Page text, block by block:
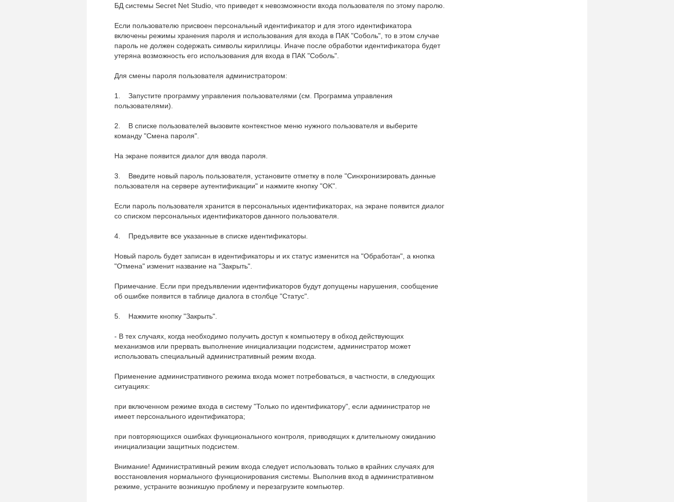
БД системы Secret Net Studio, что приведет к невозможности входа пользователя по этому паролю.
Если пользователю присвоен персональный идентификатор и для этого идентификатора
включены режимы хранения пароля и использования для входа в ПАК "Соболь", то в этом случае
пароль не должен содержать символы кириллицы. Иначе после обработки идентификатора будет
утеряна возможность его использования для входа в ПАК "Соболь".
Для смены пароля пользователя администратором:
1. Запустите программу управления пользователями (см. Программа управления
пользователями).
2. В списке пользователей вызовите контекстное меню нужного пользователя и выберите
команду "Смена пароля".
На экране появится диалог для ввода пароля.
3. Введите новый пароль пользователя, установите отметку в поле "Синхронизировать данные
пользователя на сервере аутентификации" и нажмите кнопку "OK".
Если пароль пользователя хранится в персональных идентификаторах, на экране появится диалог
со списком персональных идентификаторов данного пользователя.
4. Предъявите все указанные в списке идентификаторы.
Новый пароль будет записан в идентификаторы и их статус изменится на "Обработан", а кнопка
"Отмена" изменит название на "Закрыть".
Примечание. Если при предъявлении идентификаторов будут допущены нарушения, сообщение
об ошибке появится в таблице диалога в столбце "Статус".
5. Нажмите кнопку "Закрыть".
- В тех случаях, когда необходимо получить доступ к компьютеру в обход действующих
механизмов или прервать выполнение инициализации подсистем, администратор может
использовать специальный административный режим входа.
Применение административного режима входа может потребоваться, в частности, в следующих
ситуациях:
при включенном режиме входа в систему "Только по идентификатору", если администратор не
имеет персонального идентификатора;
при повторяющихся ошибках функционального контроля, приводящих к длительному ожиданию
инициализации защитных подсистем.
Внимание! Административный режим входа следует использовать только в крайних случаях для
восстановления нормального функционирования системы. Выполнив вход в административном
режиме, устраните возникшую проблему и перезагрузите компьютер.